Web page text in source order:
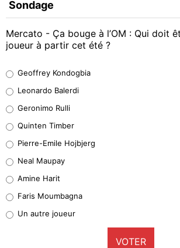
Sondage
Mercato - Ça bouge à l’OM : Qui doit
joueur à partir cet été ?
38%
32%
5%
1%
9%
Geoffrey Kondogbia
Leonardo Balerdi
Geronimo Rulli
Quinten Timber
Pierre-Emile Hojbjerg
Neal Maupay
Amine Harit
Faris Moumbagna
Un autre joueur
VOTER